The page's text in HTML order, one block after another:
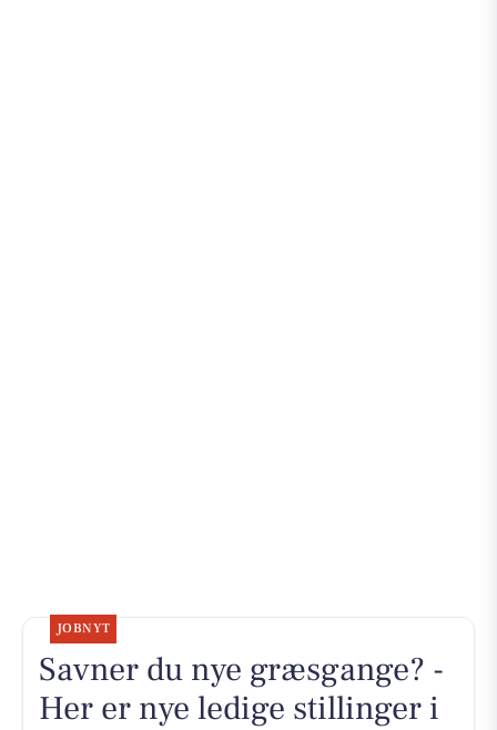
JOBNYT
Savner du nye græsgange? -
Her er nye ledige stillinger i